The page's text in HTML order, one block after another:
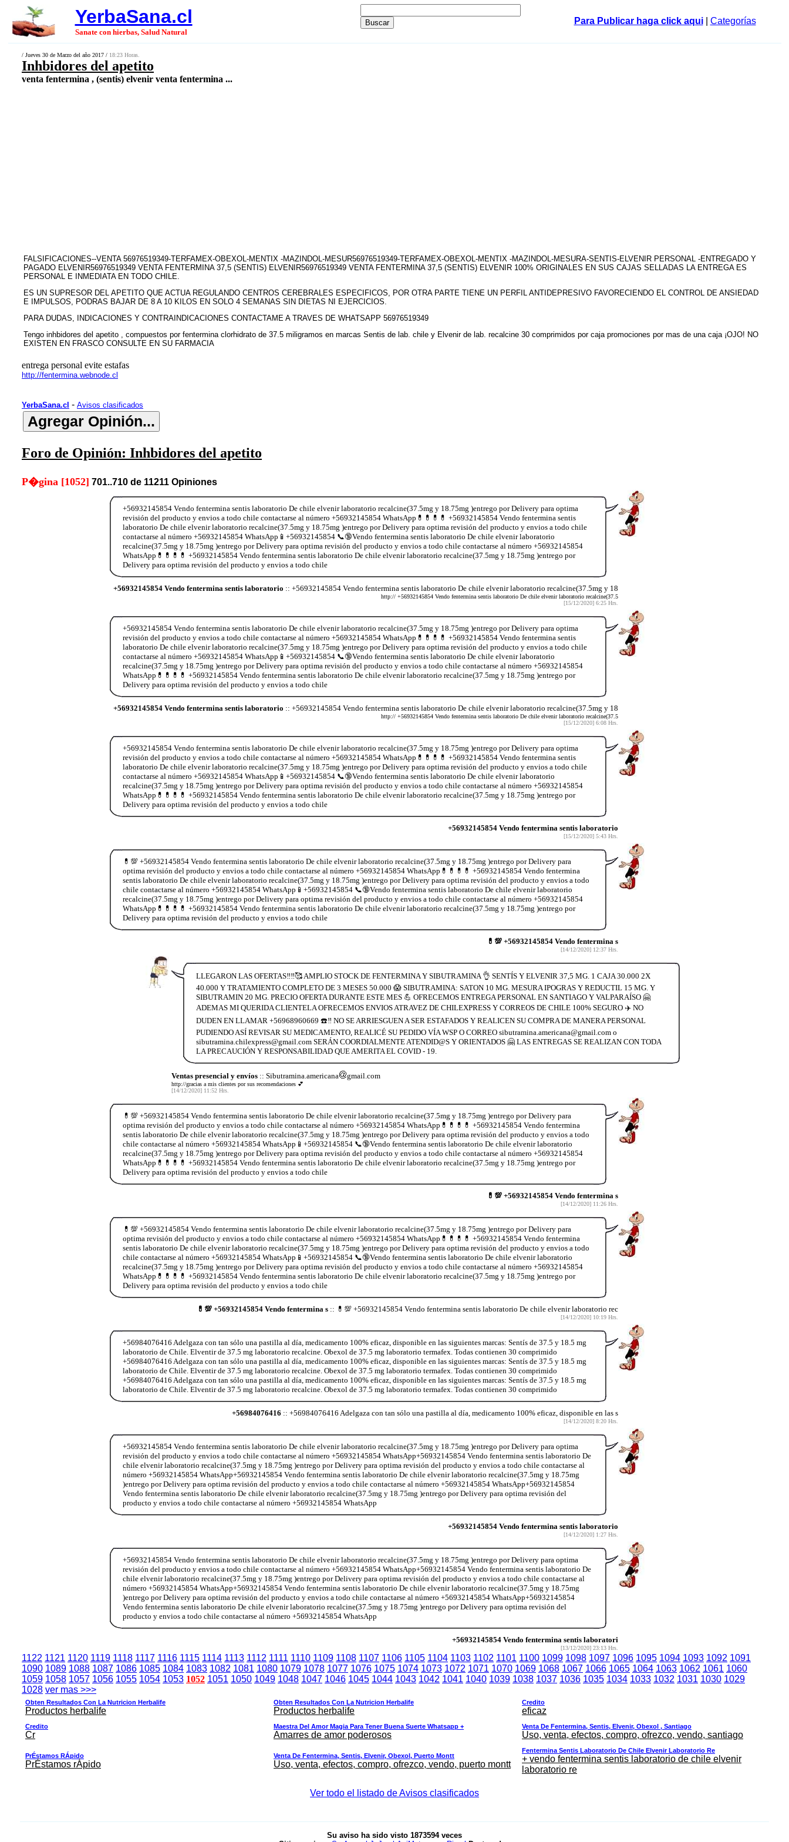
YerbaSana.cl
Sanate con hierbas, Salud Natural
Para Publicar haga click aqui| Categorías
/ Jueves 30 de Marzo del año 2017 / 18:23 Horas.
Inhbidores del apetito
venta fentermina , (sentis) elvenir venta fentermina ...
FALSIFICACIONES--VENTA 56976519349-TERFAMEX-OBEXOL-MENTIX -MAZINDOL-MESUR56976519349-TERFAMEX-OBEXOL-MENTIX -MAZINDOL-MESURA-SENTIS-ELVENIR PERSONAL -ENTREGADO Y
PAGADO ELVENIR56976519349 VENTA FENTERMINA 37,5 (SENTIS) ELVENIR56976519349 VENTA FENTERMINA 37,5 (SENTIS) ELVENIR 100% ORIGINALES EN SUS CAJAS SELLADAS LA ENTREGA ES
PERSONAL E INMEDIATA EN TODO CHILE.
ES UN SUPRESOR DEL APETITO QUE ACTUA REGULANDO CENTROS CEREBRALES ESPECIFICOS, POR OTRA PARTE TIENE UN PERFIL ANTIDEPRESIVO FAVORECIENDO EL CONTROL DE ANSIEDAD
E IMPULSOS, PODRAS BAJAR DE 8 A 10 KILOS EN SOLO 4 SEMANAS SIN DIETAS NI EJERCICIOS.
PARA DUDAS, INDICACIONES Y CONTRAINDICACIONES CONTACTAME A TRAVES DE WHATSAPP 56976519349
Tengo inhbidores del apetito , compuestos por fentermina clorhidrato de 37.5 miligramos en marcas Sentis de lab. chile y Elvenir de lab. recalcine 30 comprimidos por caja promociones por mas de una caja ¡OJO! NO
EXISTEN EN FRASCO CONSULTE EN SU FARMACIA
entrega personal evite estafas
http://fentermina.webnode.cl
YerbaSana.cl - Avisos clasificados
Foro de Opinión: Inhbidores del apetito
P�gina [1052] 701..710 de 11211 Opiniones
+56932145854 Vendo fentermina sentis laboratorio De chile elvenir laboratorio recalcine(37.5mg y 18.75mg )entrego por Delivery para optima
revisión del producto y envios a todo chile contactarse al número +56932145854 WhatsApp💊💊💊💊 +56932145854 Vendo fentermina sentis
laboratorio De chile elvenir laboratorio recalcine(37.5mg y 18.75mg )entrego por Delivery para optima revisión del producto y envios a todo chile
contactarse al número +56932145854 WhatsApp📱+56932145854 📞🔞Vendo fentermina sentis laboratorio De chile elvenir laboratorio
recalcine(37.5mg y 18.75mg )entrego por Delivery para optima revisión del producto y envios a todo chile contactarse al número +56932145854
WhatsApp💊💊💊💊 +56932145854 Vendo fentermina sentis laboratorio De chile elvenir laboratorio recalcine(37.5mg y 18.75mg )entrego por
Delivery para optima revisión del producto y envios a todo chile
+56932145854 Vendo fentermina sentis laboratorio :: +56932145854 Vendo fentermina sentis laboratorio De chile elvenir laboratorio recalcine(37.5mg y 18
http:// +56932145854 Vendo fentermina sentis laboratorio De chile elvenir laboratorio recalcine(37.5
[15/12/2020] 6:25 Hrs.
+56932145854 Vendo fentermina sentis laboratorio De chile elvenir laboratorio recalcine(37.5mg y 18.75mg )entrego por Delivery para optima
revisión del producto y envios a todo chile contactarse al número +56932145854 WhatsApp💊💊💊💊 +56932145854 Vendo fentermina sentis
laboratorio De chile elvenir laboratorio recalcine(37.5mg y 18.75mg )entrego por Delivery para optima revisión del producto y envios a todo chile
contactarse al número +56932145854 WhatsApp📱+56932145854 📞🔞Vendo fentermina sentis laboratorio De chile elvenir laboratorio
recalcine(37.5mg y 18.75mg )entrego por Delivery para optima revisión del producto y envios a todo chile contactarse al número +56932145854
WhatsApp💊💊💊💊 +56932145854 Vendo fentermina sentis laboratorio De chile elvenir laboratorio recalcine(37.5mg y 18.75mg )entrego por
Delivery para optima revisión del producto y envios a todo chile
+56932145854 Vendo fentermina sentis laboratorio :: +56932145854 Vendo fentermina sentis laboratorio De chile elvenir laboratorio recalcine(37.5mg y 18
http:// +56932145854 Vendo fentermina sentis laboratorio De chile elvenir laboratorio recalcine(37.5
[15/12/2020] 6:08 Hrs.
+56932145854 Vendo fentermina sentis laboratorio De chile elvenir laboratorio recalcine(37.5mg y 18.75mg )entrego por Delivery para optima
revisión del producto y envios a todo chile contactarse al número +56932145854 WhatsApp💊💊💊💊 +56932145854 Vendo fentermina sentis
laboratorio De chile elvenir laboratorio recalcine(37.5mg y 18.75mg )entrego por Delivery para optima revisión del producto y envios a todo chile
contactarse al número +56932145854 WhatsApp📱+56932145854 📞🔞Vendo fentermina sentis laboratorio De chile elvenir laboratorio
recalcine(37.5mg y 18.75mg )entrego por Delivery para optima revisión del producto y envios a todo chile contactarse al número +56932145854
WhatsApp💊💊💊💊 +56932145854 Vendo fentermina sentis laboratorio De chile elvenir laboratorio recalcine(37.5mg y 18.75mg )entrego por
Delivery para optima revisión del producto y envios a todo chile
+56932145854 Vendo fentermina sentis laboratorio
[15/12/2020] 5:43 Hrs.
💊💯 +56932145854 Vendo fentermina sentis laboratorio De chile elvenir laboratorio recalcine(37.5mg y 18.75mg )entrego por Delivery para
optima revisión del producto y envios a todo chile contactarse al número +56932145854 WhatsApp💊💊💊💊 +56932145854 Vendo fentermina
sentis laboratorio De chile elvenir laboratorio recalcine(37.5mg y 18.75mg )entrego por Delivery para optima revisión del producto y envios a todo
chile contactarse al número +56932145854 WhatsApp📱+56932145854 📞🔞Vendo fentermina sentis laboratorio De chile elvenir laboratorio
recalcine(37.5mg y 18.75mg )entrego por Delivery para optima revisión del producto y envios a todo chile contactarse al número +56932145854
WhatsApp💊💊💊💊 +56932145854 Vendo fentermina sentis laboratorio De chile elvenir laboratorio recalcine(37.5mg y 18.75mg )entrego por
Delivery para optima revisión del producto y envios a todo chile
💊💯 +56932145854 Vendo fentermina s
[14/12/2020] 12:37 Hrs.
LLEGARON LAS OFERTAS‼️‼️🥰 AMPLIO STOCK DE FENTERMINA Y SIBUTRAMINA 👌 SENTÍS Y ELVENIR 37,5 MG. 1 CAJA 30.000 2X
40.000 Y TRATAMIENTO COMPLETO DE 3 MESES 50.000 😱 SIBUTRAMINA: SATON 10 MG. MESURA IPOGRAS Y REDUCTIL 15 MG. Y
SIBUTRAMIN 20 MG. PRECIO OFERTA DURANTE ESTE MES 💪 OFRECEMOS ENTREGA PERSONAL EN SANTIAGO Y VALPARAÍSO 🤗
ADEMAS MI QUERIDA CLIENTELA OFRECEMOS ENVIOS ATRAVEZ DE CHILEXPRESS Y CORREOS DE CHILE 100% SEGURO ✈️ NO
DUDEN EN LLAMAR +56968960669 ☎️‼️ NO SE ARRIESGUEN A SER ESTAFADOS Y REALICEN SU COMPRA DE MANERA PERSONAL
PUDIENDO ASÍ REVISAR SU MEDICAMENTO, REALICÉ SU PEDIDO VÍA WSP O CORREO sibutramina.americana@gmail.com o
sibutramina.chilexpress@gmail.com SERÁN COORDIALMENTE ATENDID@S Y ORIENTADOS 🤗 LAS ENTREGAS SE REALIZAN CON TODA
LA PRECAUCIÓN Y RESPONSABILIDAD QUE AMERITA EL COVID - 19.
Ventas presencial y envíos :: Sibutramina.americana gmail.com
http://gracias a mis clientes por sus recomendaciones 💕
[14/12/2020] 11:52 Hrs.
💊💯 +56932145854 Vendo fentermina sentis laboratorio De chile elvenir laboratorio recalcine(37.5mg y 18.75mg )entrego por Delivery para
optima revisión del producto y envios a todo chile contactarse al número +56932145854 WhatsApp💊💊💊💊 +56932145854 Vendo fentermina
sentis laboratorio De chile elvenir laboratorio recalcine(37.5mg y 18.75mg )entrego por Delivery para optima revisión del producto y envios a todo
chile contactarse al número +56932145854 WhatsApp📱+56932145854 📞🔞Vendo fentermina sentis laboratorio De chile elvenir laboratorio
recalcine(37.5mg y 18.75mg )entrego por Delivery para optima revisión del producto y envios a todo chile contactarse al número +56932145854
WhatsApp💊💊💊💊 +56932145854 Vendo fentermina sentis laboratorio De chile elvenir laboratorio recalcine(37.5mg y 18.75mg )entrego por
Delivery para optima revisión del producto y envios a todo chile
💊💯 +56932145854 Vendo fentermina s
[14/12/2020] 11:26 Hrs.
💊💯 +56932145854 Vendo fentermina sentis laboratorio De chile elvenir laboratorio recalcine(37.5mg y 18.75mg )entrego por Delivery para
optima revisión del producto y envios a todo chile contactarse al número +56932145854 WhatsApp💊💊💊💊 +56932145854 Vendo fentermina
sentis laboratorio De chile elvenir laboratorio recalcine(37.5mg y 18.75mg )entrego por Delivery para optima revisión del producto y envios a todo
chile contactarse al número +56932145854 WhatsApp📱+56932145854 📞🔞Vendo fentermina sentis laboratorio De chile elvenir laboratorio
recalcine(37.5mg y 18.75mg )entrego por Delivery para optima revisión del producto y envios a todo chile contactarse al número +56932145854
WhatsApp💊💊💊💊 +56932145854 Vendo fentermina sentis laboratorio De chile elvenir laboratorio recalcine(37.5mg y 18.75mg )entrego por
Delivery para optima revisión del producto y envios a todo chile
💊💯 +56932145854 Vendo fentermina s:: 💊💯 +56932145854 Vendo fentermina sentis laboratorio De chile elvenir laboratorio rec
[14/12/2020] 10:19 Hrs.
+56984076416 Adelgaza con tan sólo una pastilla al día, medicamento 100% eficaz, disponible en las siguientes marcas: Sentís de 37.5 y 18.5 mg
laboratorio de Chile. Elventir de 37.5 mg laboratorio recalcine. Obexol de 37.5 mg laboratorio termafex. Todas contienen 30 comprimido
+56984076416 Adelgaza con tan sólo una pastilla al día, medicamento 100% eficaz, disponible en las siguientes marcas: Sentís de 37.5 y 18.5 mg
laboratorio de Chile. Elventir de 37.5 mg laboratorio recalcine. Obexol de 37.5 mg laboratorio termafex. Todas contienen 30 comprimido
+56984076416 Adelgaza con tan sólo una pastilla al día, medicamento 100% eficaz, disponible en las siguientes marcas: Sentís de 37.5 y 18.5 mg
laboratorio de Chile. Elventir de 37.5 mg laboratorio recalcine. Obexol de 37.5 mg laboratorio termafex. Todas contienen 30 comprimido
+56984076416 :: +56984076416 Adelgaza con tan sólo una pastilla al día, medicamento 100% eficaz, disponible en las s
[14/12/2020] 8:20 Hrs.
+56932145854 Vendo fentermina sentis laboratorio De chile elvenir laboratorio recalcine(37.5mg y 18.75mg )entrego por Delivery para optima
revisión del producto y envios a todo chile contactarse al número +56932145854 WhatsApp+56932145854 Vendo fentermina sentis laboratorio De
chile elvenir laboratorio recalcine(37.5mg y 18.75mg )entrego por Delivery para optima revisión del producto y envios a todo chile contactarse al
número +56932145854 WhatsApp+56932145854 Vendo fentermina sentis laboratorio De chile elvenir laboratorio recalcine(37.5mg y 18.75mg
)entrego por Delivery para optima revisión del producto y envios a todo chile contactarse al número +56932145854 WhatsApp+56932145854
Vendo fentermina sentis laboratorio De chile elvenir laboratorio recalcine(37.5mg y 18.75mg )entrego por Delivery para optima revisión del
producto y envios a todo chile contactarse al número +56932145854 WhatsApp
+56932145854 Vendo fentermina sentis laboratorio
[14/12/2020] 1:27 Hrs.
+56932145854 Vendo fentermina sentis laboratorio De chile elvenir laboratorio recalcine(37.5mg y 18.75mg )entrego por Delivery para optima
revisión del producto y envios a todo chile contactarse al número +56932145854 WhatsApp+56932145854 Vendo fentermina sentis laboratorio De
chile elvenir laboratorio recalcine(37.5mg y 18.75mg )entrego por Delivery para optima revisión del producto y envios a todo chile contactarse al
número +56932145854 WhatsApp+56932145854 Vendo fentermina sentis laboratorio De chile elvenir laboratorio recalcine(37.5mg y 18.75mg
)entrego por Delivery para optima revisión del producto y envios a todo chile contactarse al número +56932145854 WhatsApp+56932145854
Vendo fentermina sentis laboratorio De chile elvenir laboratorio recalcine(37.5mg y 18.75mg )entrego por Delivery para optima revisión del
producto y envios a todo chile contactarse al número +56932145854 WhatsApp
+56932145854 Vendo fentermina sentis laboratori
[13/12/2020] 23:13 Hrs.
1122 1121 1120 1119 1118 1117 1116 1115 1114 1113 1112 1111 1110 1109 1108 1107 1106 1105 1104 1103 1102 1101 1100 1099 1098 1097 1096 1095 1094 1093 1092 1091
1090 1089 1088 1087 1086 1085 1084 1083 1082 1081 1080 1079 1078 1077 1076 1075 1074 1073 1072 1071 1070 1069 1068 1067 1066 1065 1064 1063 1062 1061 1060
1059 1058 1057 1056 1055 1054 1053 1052 1051 1050 1049 1048 1047 1046 1045 1044 1043 1042 1041 1040 1039 1038 1037 1036 1035 1034 1033 1032 1031 1030 1029
1028 ver mas >>>
Obten Resultados Con La Nutricion Herbalife
Productos herbalife
Obten Resultados Con La Nutricion Herbalife
Productos herbalife
Credito
eficaz
Credito
Cr
Maestra Del Amor Magia Para Tener Buena Suerte Whatsapp +
Amarres de amor poderosos
Venta De Fentermina, Sentis, Elvenir, Obexol , Santiago
Uso, venta, efectos, compro, ofrezco, vendo, santiago
PrÉstamos RÁpido
PrÉstamos rÁpido
Venta De Fentermina, Sentis, Elvenir, Obexol, Puerto Montt
Uso, venta, efectos, compro, ofrezco, vendo, puerto montt
Fentermina Sentis Laboratorio De Chile Elvenir Laboratorio Re
+ vendo fentermina sentis laboratorio de chile elvenir
laboratorio re
Ver todo el listado de Avisos clasificados
Su aviso ha sido visto 1873594veces